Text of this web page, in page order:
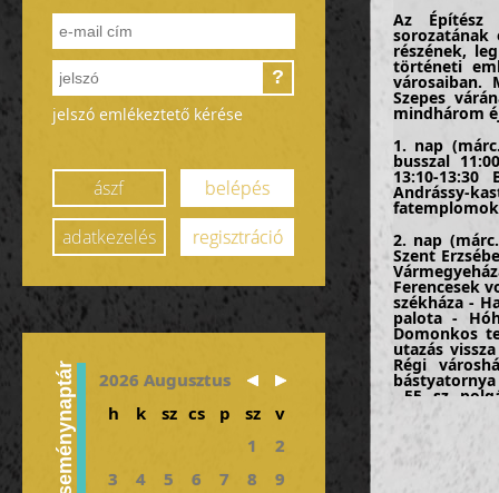
?
jelszó emlékeztető kérése
ászf
belépés
adatkezelés
regisztráció
eseménynaptár
2026 Augusztus
h
k sz cs p sz
v
1
2
3
4 5 6 7 8
9
Az Építész
részének,
történeti
városaiban.
Szepes
mindhárom
1. nap
busszal
13:10-
Andrássy-
fatemplomok
2. nap
Szent
Ferencesek
székháza -
palota -
Domonkos
utazás
Régi
bástyatornya
- 55. sz.
egykori